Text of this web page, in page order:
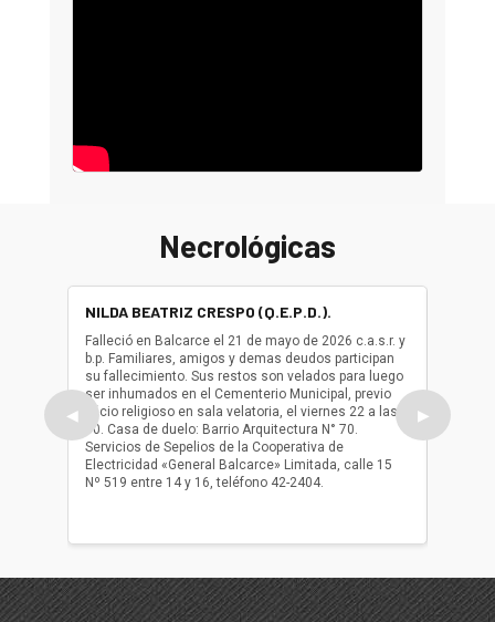
Necrológicas
◀
NILDA BEATRIZ CRESPO (Q.E.P.D.).
Falleció en Balcarce el 21 de mayo de 2026 c.a.s.r. y
b.p. Familiares, amigos y demas deudos participan
su fallecimiento. Sus restos son velados para luego
ser inhumados en el Cementerio Municipal, previo
oficio religioso en sala velatoria, el viernes 22 a las
10. Casa de duelo: Barrio Arquitectura N° 70.
Servicios de Sepelios de la Cooperativa de
Electricidad «General Balcarce» Limitada, calle 15
Nº 519 entre 14 y 16, teléfono 42-2404.
ser
oficio
▶